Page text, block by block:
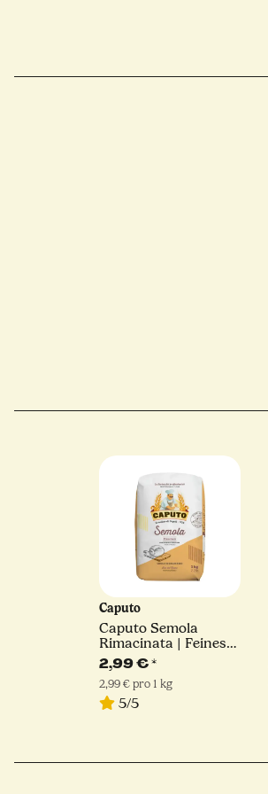
Caputo
Caputo Semola
Rimacinata | Feines
Hartweizengrieß | 1kg
2,99 €*
2,99 € pro 1 kg
5/5